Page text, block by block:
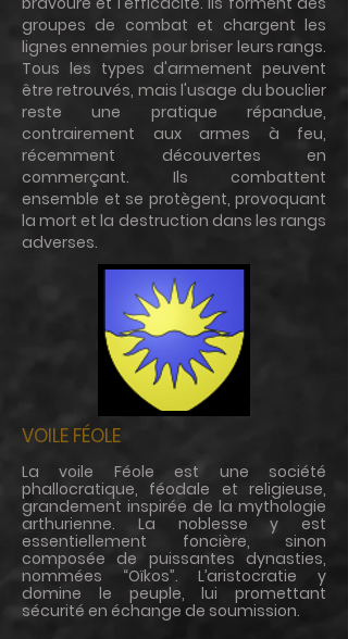
groupes de combat et chargent les
lignes ennemies pour briser leurs rangs.
Tous les types d'armement peuvent
être retrouvés, mais l'usage du bouclier
reste une pratique répandue,
contrairement aux armes à feu,
récemment découvertes en
commerçant. Ils combattent
ensemble et se protègent, provoquant
la mort et la destruction dans les rangs
adverses.
VOILE FÉOLE
La voile Féole est une société
phallocratique, féodale et religieuse,
grandement inspirée de la mythologie
arthurienne. La noblesse y est
essentiellement foncière, sinon
composée de puissantes dynasties,
nommées “Oïkos”. L’aristocratie y
domine le peuple, lui promettant
sécurité en échange de soumission.